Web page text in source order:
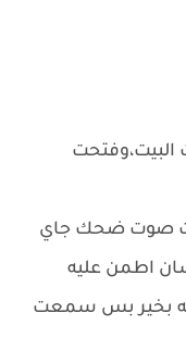
صوت ضحك جاي
اطمن عليه
بخير بس سمعت